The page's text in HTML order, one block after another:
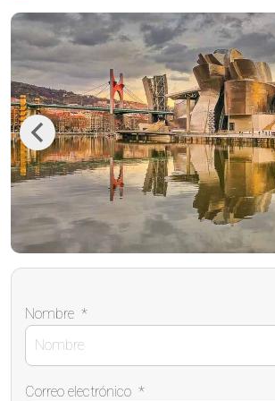
Previous
Nombre *
Correo electrónico *